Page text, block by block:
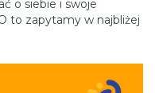
o siebie i swoje
to zapytamy w najbliżej